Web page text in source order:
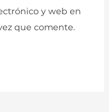
y web en
que comente.